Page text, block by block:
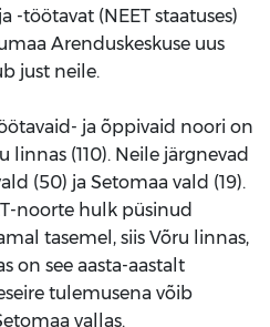
-töötavat (NEET staatuses)
Arenduskeskuse uus
just neile.
ja õppivaid noori on
linnas (110). Neile järgnevad
(50) ja Setomaa vald (19).
noorte hulk püsinud
tasemel, siis Võru linnas,
on see aasta-aastalt
tulemusena võib
vallas.